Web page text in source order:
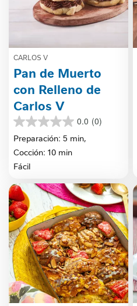
CARLOS V
Pan de Muerto
con Relleno de
Carlos V
0.0 (0)
0.0
de
estrellas.
Preparación: 5 min,
Cocción: 10 min
Fácil